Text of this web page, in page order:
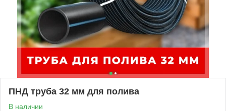
ПНД труба 32 мм для полива
В наличии